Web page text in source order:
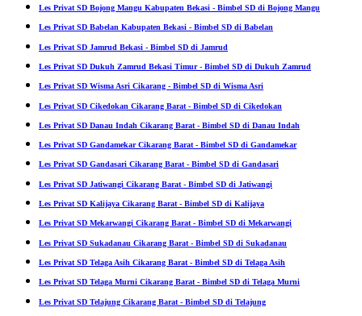
Les Privat SD Bojong Mangu Kabupaten Bekasi - Bimbel SD di Bojong Mangu
Les Privat SD Babelan Kabupaten Bekasi - Bimbel SD di Babelan
Les Privat SD Jamrud Bekasi - Bimbel SD di Jamrud
Les Privat SD Dukuh Zamrud Bekasi Timur - Bimbel SD di Dukuh Zamrud
Les Privat SD Wisma Asri Cikarang - Bimbel SD di Wisma Asri
Les Privat SD Cikedokan Cikarang Barat - Bimbel SD di Cikedokan
Les Privat SD Danau Indah Cikarang Barat - Bimbel SD di Danau Indah
Les Privat SD Gandamekar Cikarang Barat - Bimbel SD di Gandamekar
Les Privat SD Gandasari Cikarang Barat - Bimbel SD di Gandasari
Les Privat SD Jatiwangi Cikarang Barat - Bimbel SD di Jatiwangi
Les Privat SD Kalijaya Cikarang Barat - Bimbel SD di Kalijaya
Les Privat SD Mekarwangi Cikarang Barat - Bimbel SD di Mekarwangi
Les Privat SD Sukadanau Cikarang Barat - Bimbel SD di Sukadanau
Les Privat SD Telaga Asih Cikarang Barat - Bimbel SD di Telaga Asih
Les Privat SD Telaga Murni Cikarang Barat - Bimbel SD di Telaga Murni
Les Privat SD Telajung Cikarang Barat - Bimbel SD di Telajung